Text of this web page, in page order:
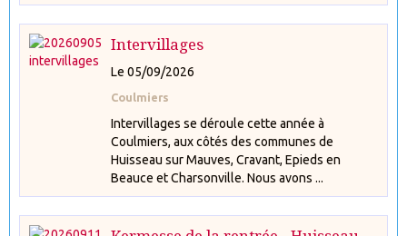
Intervillages
Le 05/09/2026
Coulmiers
Intervillages se déroule cette année à
Coulmiers, aux côtés des communes de
Huisseau sur Mauves, Cravant, Epieds en
Beauce et Charsonville. Nous avons ...